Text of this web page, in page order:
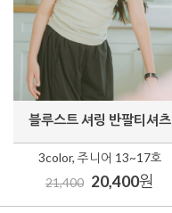
블루스트 셔링 반팔티셔츠
3color, 주니어 13~17호
21,400 20,400원